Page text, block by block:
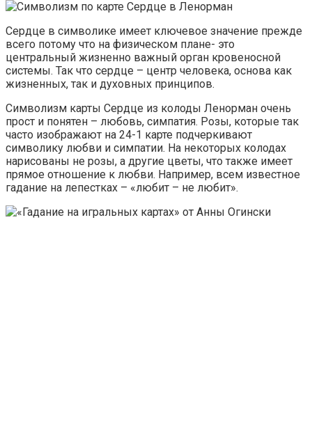
Сердце в символике имеет ключевое значение прежде
всего потому что на физическом плане- это
центральный жизненно важный орган кровеносной
системы. Так что сердце – центр человека, основа как
жизненных, так и духовных принципов.
Символизм карты Сердце из колоды Ленорман очень
прост и понятен – любовь, симпатия. Розы, которые так
часто изображают на 24-1 карте подчеркивают
символику любви и симпатии. На некоторых колодах
нарисованы не розы, а другие цветы, что также имеет
прямое отношение к любви. Например, всем известное
гадание на лепестках – «любит – не любит».